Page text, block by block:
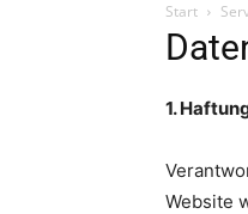
Start
1.
Website